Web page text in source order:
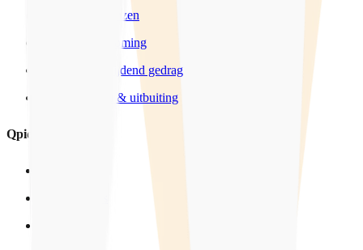
Wensen & Grenzen
Sexting & Grooming
Grensoverschrijdend gedrag
Mensenhandel & uitbuiting
Qpido